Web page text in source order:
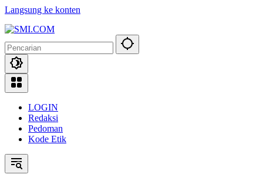
Langsung ke konten
LOGIN
Redaksi
Pedoman
Kode Etik